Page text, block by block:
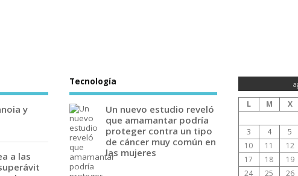
y
a las
Tecnología
Un nuevo estudio reveló
que amamantar podría
proteger contra un tipo
de cáncer muy común en
las mujeres
L M X
3
4 5
10
11 12
17
18 19
24
25 26